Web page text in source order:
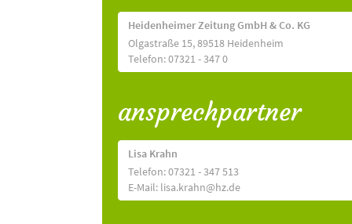
Heidenheimer Zeitung GmbH & Co. KG
Olgastraße 15, 89518 Heidenheim
Telefon: 07321 - 347 0
ansprechpartner
Lisa Krahn
Telefon: 07321 - 347 513
E-Mail: lisa.krahn@hz.de